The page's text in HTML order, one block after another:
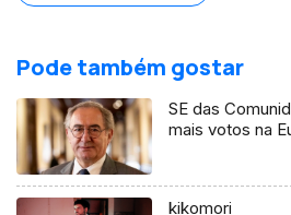
Pode também gostar
SE das
mais votos na
kikomori